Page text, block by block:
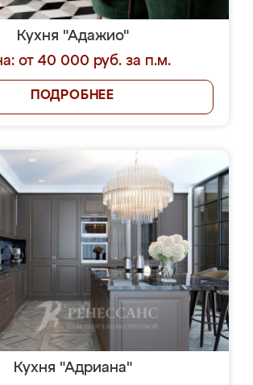
Кухня "Адажио"
от 40 000 руб. за п.м.
ПОДРОБНЕЕ
Кухня "Адриана"